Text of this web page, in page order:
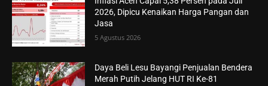
2026, Dipicu Kenaikan Harga Pangan dan
Jasa
5 Agustus 2026
Daya Beli Lesu Bayangi Penjualan Bendera
Merah Putih Jelang HUT RI Ke-81